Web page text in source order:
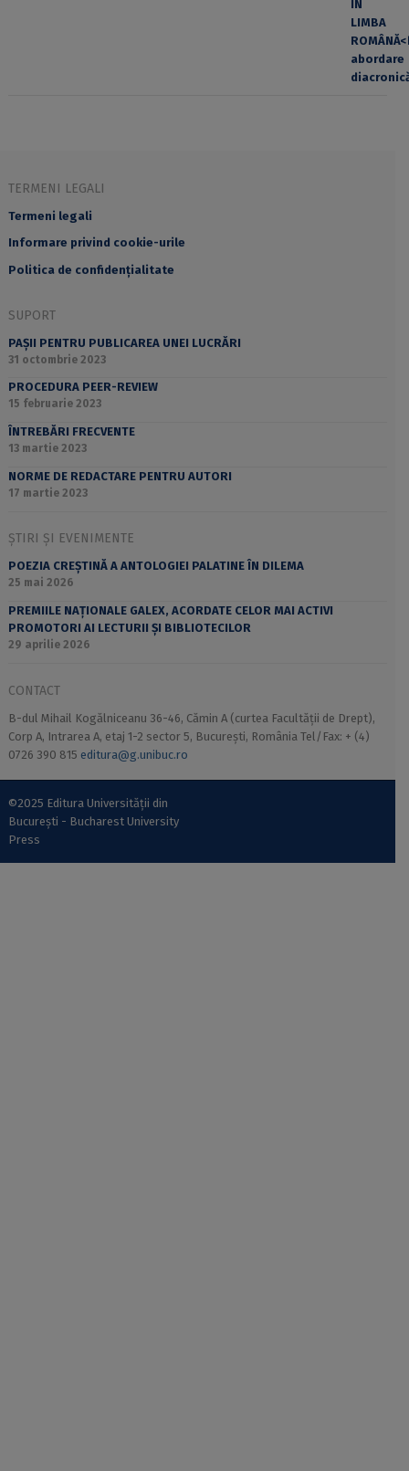
TERMENI LEGALI
Termeni legali
Informare privind cookie-urile
Politica de confidențialitate
SUPORT
PAȘII PENTRU PUBLICAREA UNEI LUCRĂRI
31 octombrie 2023
PROCEDURA PEER-REVIEW
15 februarie 2023
ÎNTREBĂRI FRECVENTE
13 martie 2023
NORME DE REDACTARE PENTRU AUTORI
17 martie 2023
ȘTIRI ȘI EVENIMENTE
POEZIA CREȘTINĂ A ANTOLOGIEI PALATINE ÎN DILEMA
25 mai 2026
PREMIILE NAȚIONALE GALEX, ACORDATE CELOR MAI ACTIVI
PROMOTORI AI LECTURII ȘI BIBLIOTECILOR
29 aprilie 2026
CONTACT
B-dul Mihail Kogălniceanu 36-46, Cămin A (curtea Facultății de Drept),
Corp A, Intrarea A, etaj 1-2 sector 5, București, România Tel/Fax: + (4)
0726 390 815 editura@g.unibuc.ro
©2025 Editura Universității din
București - Bucharest University
Press